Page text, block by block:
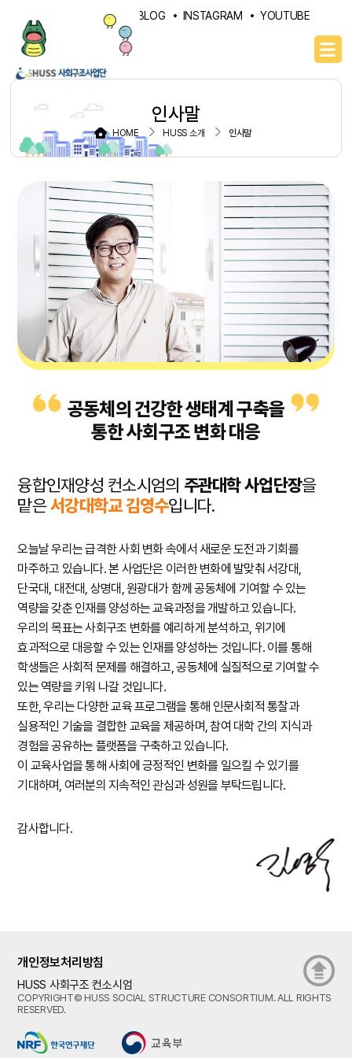
NAVER BLOG INSTAGRAM YOUTUBE
인사말
HOME HUSS 소개 인사말
공동체의 건강한 생태계 구축을
통한 사회구조 변화 대응
융합인재양성 컨소시엄의 주관대학 사업단장을
맡은서강대학교 김영수입니다.
오늘날 우리는 급격한 사회 변화 속에서 새로운 도전과 기회를
마주하고 있습니다. 본 사업단은 이러한 변화에 발맞춰 서강대,
단국대, 대전대, 상명대, 원광대가 함께 공동체에 기여할 수 있는
역량을 갖춘 인재를 양성하는 교육과정을 개발하고 있습니다.
우리의 목표는 사회구조 변화를 예리하게 분석하고, 위기에
효과적으로 대응할 수 있는 인재를 양성하는 것입니다. 이를 통해
학생들은 사회적 문제를 해결하고, 공동체에 실질적으로 기여할 수
있는 역량을 키워 나갈 것입니다.
또한, 우리는 다양한 교육 프로그램을 통해 인문사회적 통찰과
실용적인 기술을 결합한 교육을 제공하며, 참여 대학 간의 지식과
경험을 공유하는 플랫폼을 구축하고 있습니다.
이 교육사업을 통해 사회에 긍정적인 변화를 일으킬 수 있기를
기대하며, 여러분의 지속적인 관심과 성원을 부탁드립니다.
감사합니다.
개인정보처리방침
HUSS 사회구조 컨소시엄
COPYRIGHT© HUSS SOCIAL STRUCTURE CONSORTIUM. ALL RIGHTS
RESERVED.